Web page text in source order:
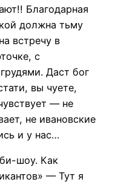
Благодарная
должна тьму
встречу в
с
Даст бог
вы чуете,
— не
не ивановские
и у нас…
шоу. Как
— Тут я